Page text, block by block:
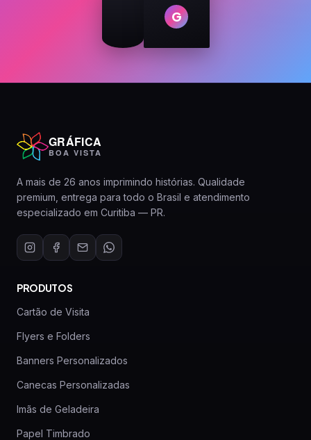
G
GRÁFICA
BOA VISTA
A mais de 26 anos imprimindo histórias. Qualidade
premium, entrega para todo o Brasil e atendimento
especializado em Curitiba — PR.
PRODUTOS
Cartão de Visita
Flyers e Folders
Banners Personalizados
Canecas Personalizadas
Imãs de Geladeira
Papel Timbrado